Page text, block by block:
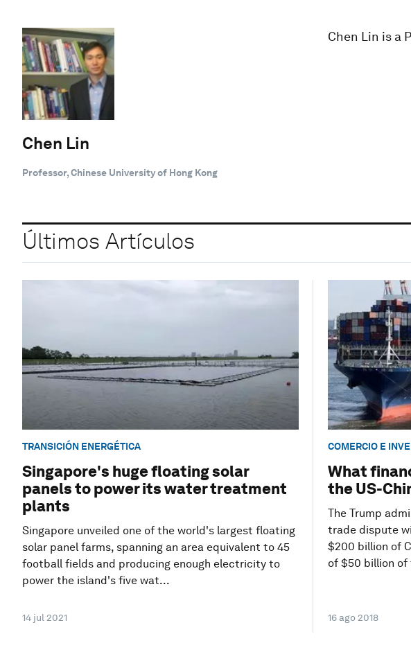
Chen Lin
Professor, Chinese University of Hong Kong
Chen Lin is a
Últimos Artículos
TRANSICIÓN ENERGÉTICA
Singapore's huge floating solar
panels to power its water treatment
plants
Singapore unveiled one of the world's largest floating
solar panel farms, spanning an area equivalent to 45
football fields and producing enough electricity to
power the island's five wat...
14 jul 2021
COMERCIO E
What
the US-
The Trump
trade dispute
$200 billion of
of $50 billion
16 ago 2018